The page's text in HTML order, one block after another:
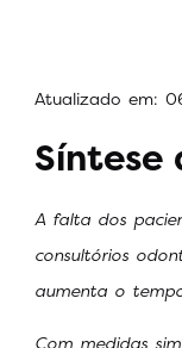
Atualizado em:
A falta dos
consultórios
aumenta o
Com medidas